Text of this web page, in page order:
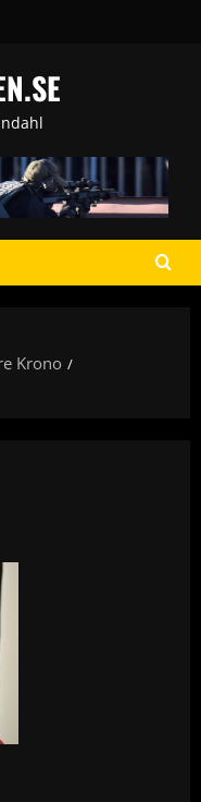
Krono